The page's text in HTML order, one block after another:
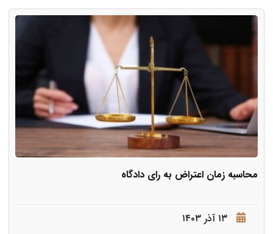
محاسبه زمان اعتراض به رای دادگاه
۱۳ آذر ۱۴۰۳